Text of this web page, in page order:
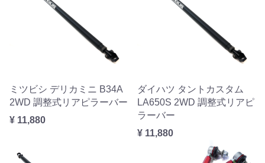
ミツビシ デリカミニ B34A
2WD 調整式リアピラーバー
¥ 11,880
ダイハツ タントカスタム
LA650S 2WD 調整式リアピ
ラーバー
¥ 11,880